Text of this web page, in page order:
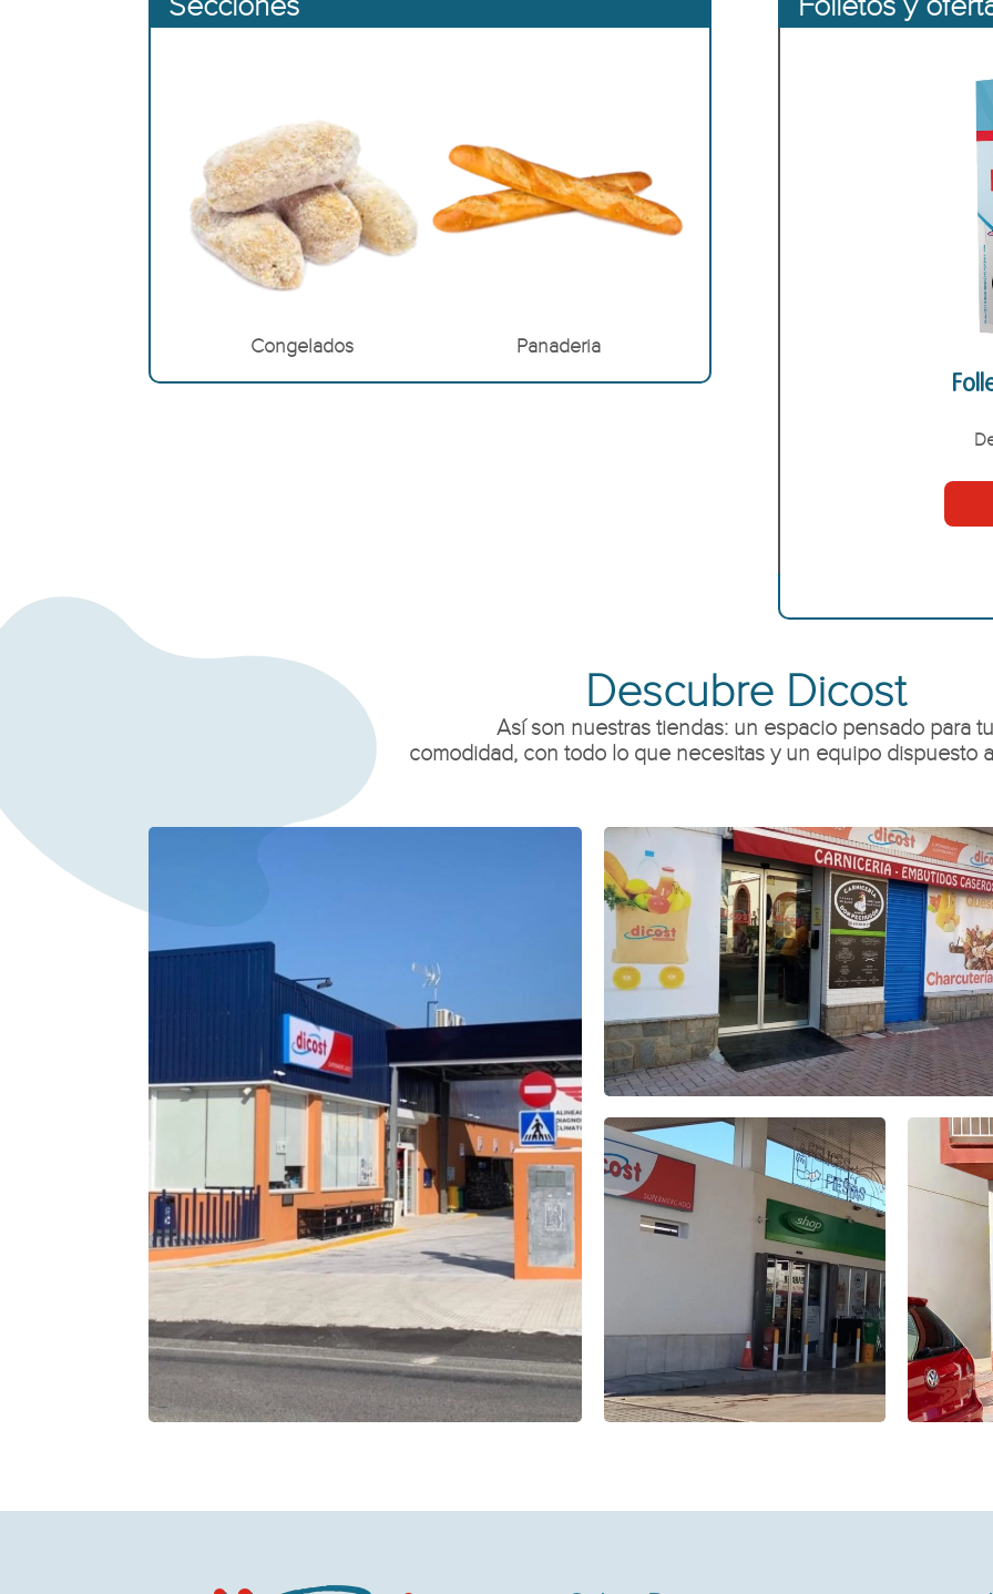
Congelados Panaderia
Descubre Dicost
Así son nuestras tiendas: un espacio pensado para tu
comodidad, con todo lo que necesitas y un equipo dispuesto